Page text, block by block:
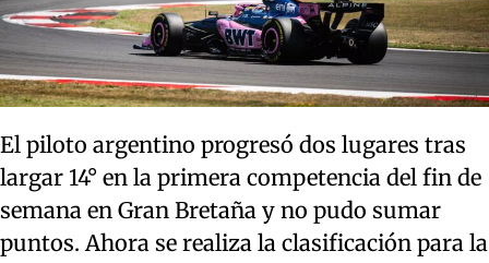
El piloto argentino progresó dos lugares tras
largar 14° en la primera competencia del fin de
semana en Gran Bretaña y no pudo sumar
puntos. Ahora se realiza la clasificación para la